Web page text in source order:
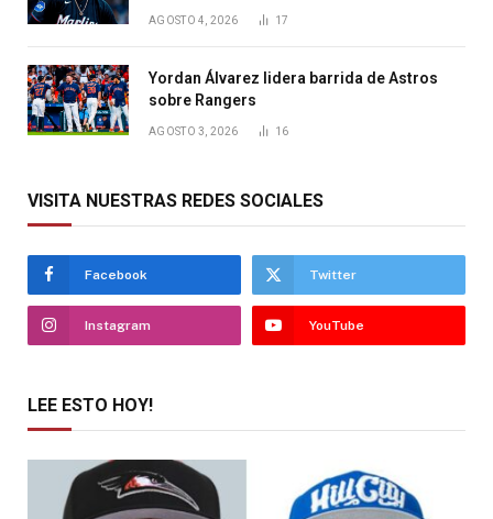
AGOSTO 4, 2026 17
Yordan Álvarez lidera barrida de Astros
sobre Rangers
AGOSTO 3, 2026 16
VISITA NUESTRAS REDES SOCIALES
Facebook Twitter
Instagram YouTube
LEE ESTO HOY!